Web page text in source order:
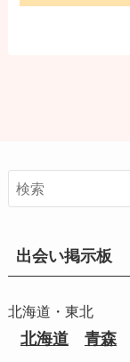
出会い掲示板
北海道・東北
北海道 青森